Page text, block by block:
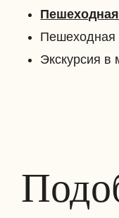
Пешеходная
Экскурсия в